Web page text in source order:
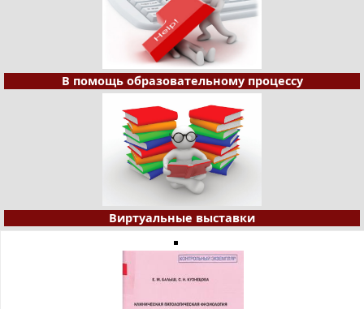
В помощь образовательному процессу
Виртуальные выставки